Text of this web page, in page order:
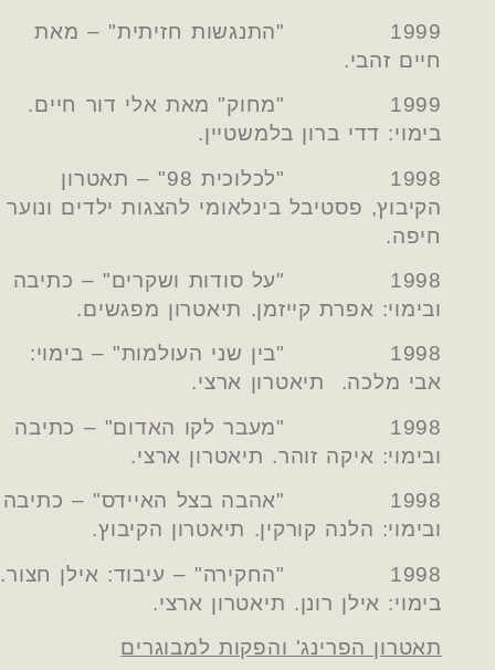
1999 "התנגשות חזיתית" – מאת
חיים זהבי.
1999 "מחוק" מאת אלי דור חיים.
בימוי: דדי ברון בלמשטיין.
1998 "לכלוכית 98" – תאטרון
הקיבוץ, פסטיבל בינלאומי להצגות ילדים ונוער
חיפה.
1998 "על סודות ושקרים" – כתיבה
ובימוי: אפרת קייזמן. תיאטרון מפגשים.
1998 "בין שני העולמות" – בימוי:
אבי מלכה. תיאטרון ארצי.
1998 "מעבר לקו האדום" – כתיבה
ובימוי: איקה זוהר. תיאטרון ארצי.
1998 "אהבה בצל האיידס" – כתיבה
ובימוי: הלנה קורקין. תיאטרון הקיבוץ.
1998 "החקירה" – עיבוד: אילן חצור.
בימוי: אילן רונן. תיאטרון ארצי.
תאטרון הפרינג' והפקות למבוגרים